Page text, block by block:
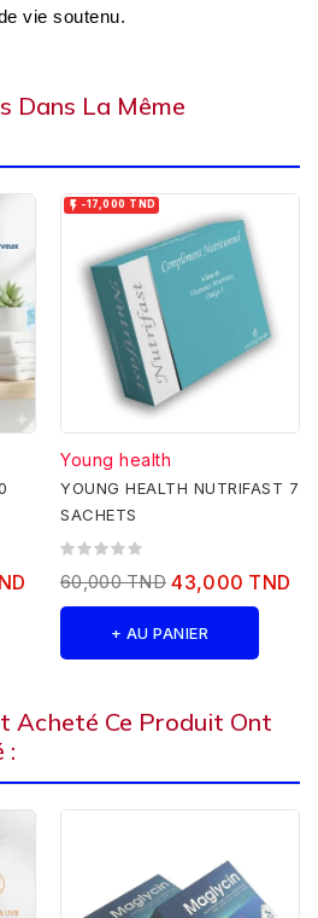
vie soutenu.
Dans La Même
 -17,000 TND
Young health
YOUNG HEALTH NUTRIFAST 7
SACHETS
60,000 TND 43,000 TND
+ AU PANIER
Acheté Ce Produit Ont
: